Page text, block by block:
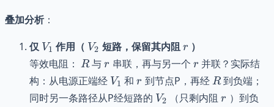
叠加分析：
仅 V_1
V1 作用（ V_2
V2 短路，保留其内阻r
r ）
等效电阻：
R
R与r
r 串联，再与另一个 r
r 并联？实际结
构：从电源正端经 V_1
V1 和r
r 到节点P，再经 R
R到负端；
同时另一条路径从P经短路的 V_2
V2 （只剩内阻r
r ）到负